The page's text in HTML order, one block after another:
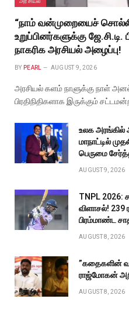
“நாம் வன்முறையைச்
உறுப்பினர்களுக்கு ஜே.சி.டி.
நாகரிக அரசியல் அழைப்பு!
BY PEARL AUGUST 9, 2026
அரசியல் களம் நாளுக்கு நாள்
பிரதிநிதிகளாக இருக்கும்
உலக அரங்கில்
மாநாட்டில்
பெருமை
AUGUST 9, 2026
TNPL 2026:
விளாசல்!
பிரம்மாண்ட
AUGUST 8, 2026
”கதைகளின்
ராஜ்மோகன்
AUGUST 8, 2026